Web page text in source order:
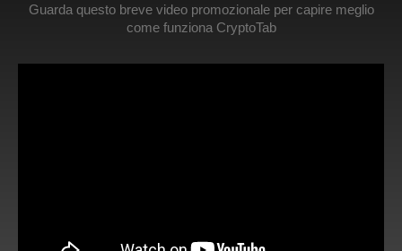
Guarda questo breve video promozionale per capire meglio
come funziona CryptoTab